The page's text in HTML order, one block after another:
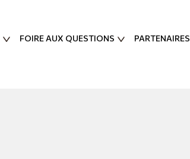
FOIRE AUX QUESTIONS PARTENAIRES